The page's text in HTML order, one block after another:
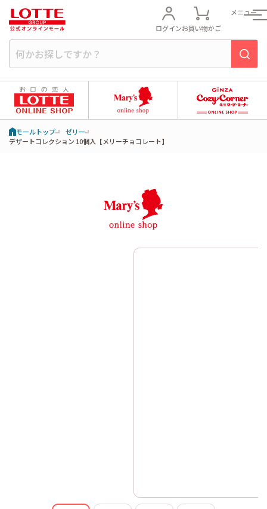
ログインお買い物かご
メニュー
モールトップ
ゼリー
デザートコレクション 10個入【メリーチョコレート】